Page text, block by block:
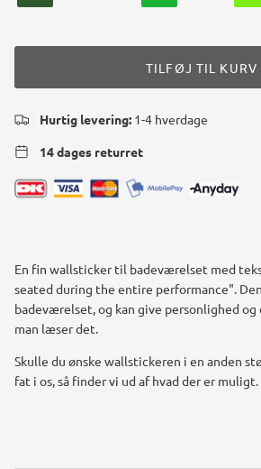
TILFØJ TIL KURV
Hurtig levering: 1-4 hverdage
14 dages returret
En fin wallsticker til badeværelset med
seated during the entire performance".
badeværelset, og kan give personlighed
man læser det.
Skulle du ønske wallstickeren i en anden
fat i os, så finder vi ud af hvad der er muligt.